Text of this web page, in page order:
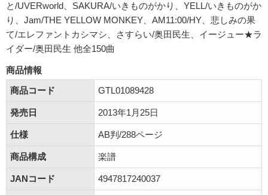
と/UVERworld、SAKURA/いきものがかり、YELL/いきものがか
り、Jam/THE YELLOW MONKEY、AM11:00/HY、悲しみの果
て/エレファントカシマシ、さすらい/奥田民生、イージュー★ラ
イダー/奥田民生 他全150曲
商品情報
商品コード
GTL01089428
発売日 2013年1月25日
仕様 AB判/288ページ
商品構成 楽譜
JANコード 4947817240037